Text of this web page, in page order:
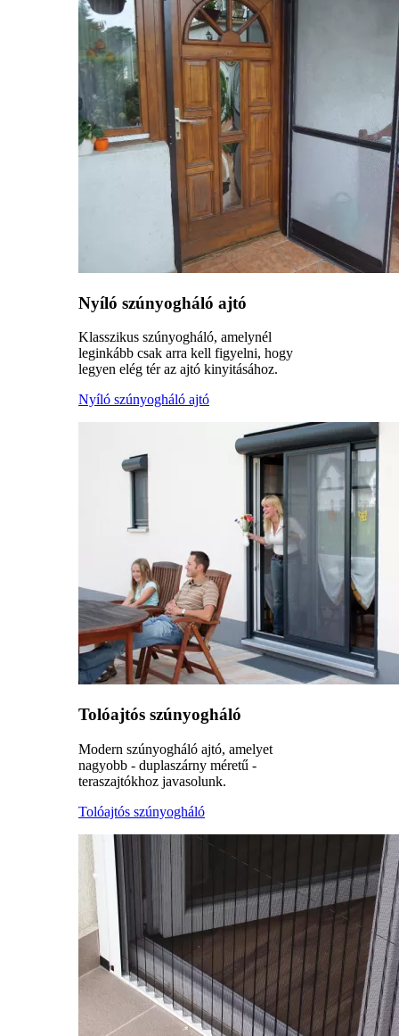
Nyíló szúnyogháló ajtó
Klasszikus szúnyogháló, amelynél
leginkább csak arra kell figyelni, hogy
legyen elég tér az ajtó kinyitásához.
Nyíló szúnyogháló ajtó
Tolóajtós szúnyogháló
Modern szúnyogháló ajtó, amelyet
nagyobb - duplaszárny méretű -
teraszajtókhoz javasolunk.
Tolóajtós szúnyogháló